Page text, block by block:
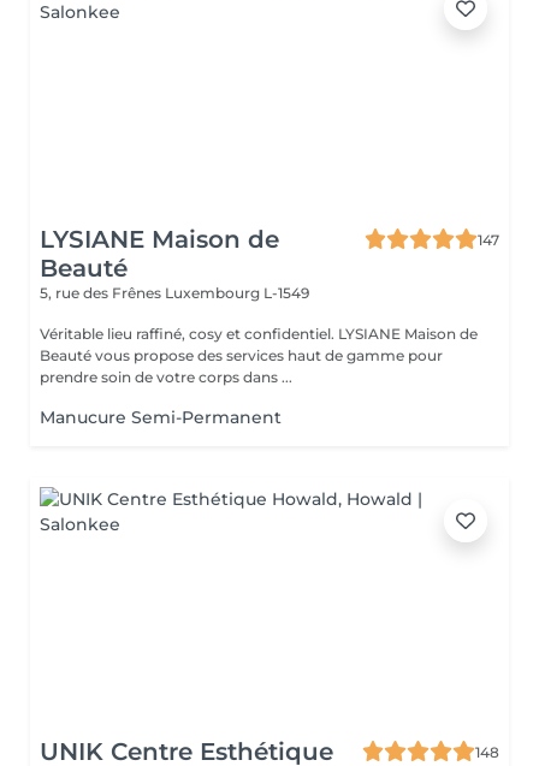
LYSIANE Maison de
Beauté
147
5, rue des Frênes Luxembourg L-1549
Véritable lieu raffiné, cosy et confidentiel. LYSIANE Maison de
Beauté vous propose des services haut de gamme pour
prendre soin de votre corps dans ...
Manucure Semi-Permanent
UNIK Centre Esthétique
148